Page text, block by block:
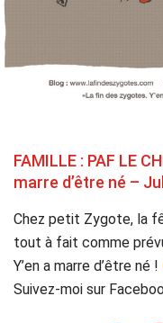
FAMILLE : PAF LE
marre d’être né –
Chez petit Zygote, la
tout à fait comme
Y’en a marre d’être né !
Suivez-moi sur